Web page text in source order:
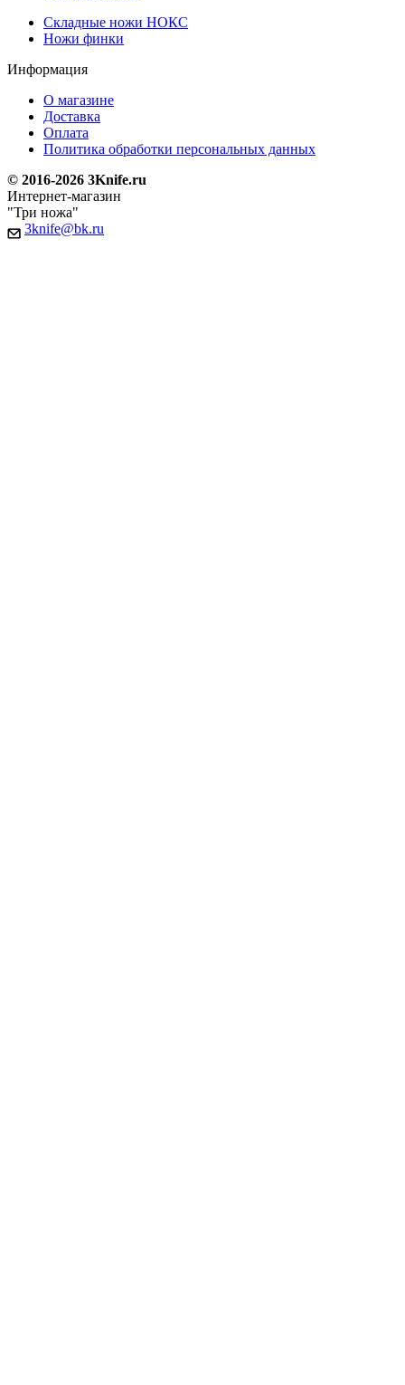
Складные ножи НОКС
Ножи финки
Информация
О магазине
Доставка
Оплата
Политика обработки персональных данных
© 2016-2026 3Knife.ru
Интернет-магазин
"Три ножа"
3knife@bk.ru